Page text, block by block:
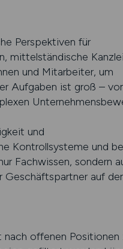
Perspektiven für
mittelständische
und Mitarbeiter, um
Aufgaben ist groß –
und
Kontrollsysteme und
Fachwissen, sondern
Geschäftspartner auf
offenen Positionen